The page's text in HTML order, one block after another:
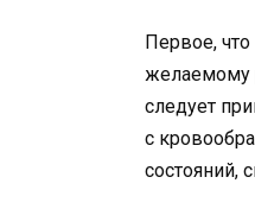
Первое,
желаемому
следует
с
состояний,